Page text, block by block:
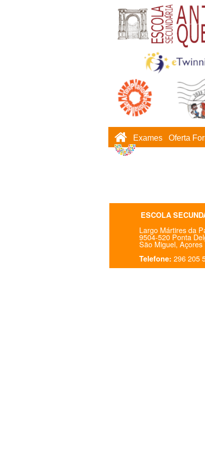
Exames Oferta
ESCOLA
Largo Mártires da
9504-520 Ponta
São Miguel, Açores
Telefone: 296 205